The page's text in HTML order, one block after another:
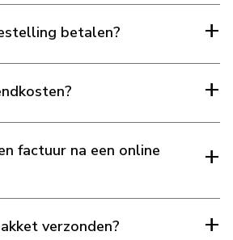
betalen?
factuur na een online
verzonden?